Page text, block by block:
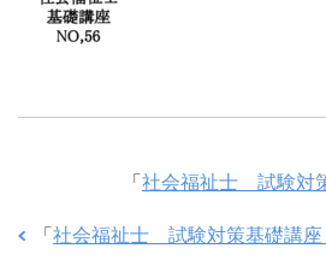
「 社会福祉士 試験対
「 社会福祉士 試験対策基礎講